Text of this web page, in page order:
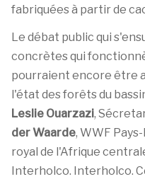
fabriquées à partir de
Le débat public qui
concrètes qui
pourraient encore être
l'état des forêts du
Leslie Ouarzazi,
der Waarde, WWF Pays-
royal de l'Afrique
Interholco. Interholco.